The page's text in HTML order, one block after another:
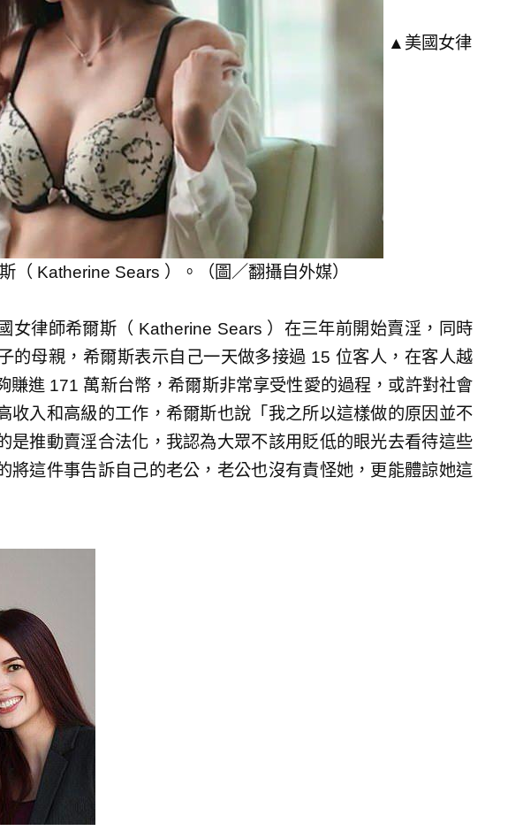
▲美國女律
（ Katherine Sears ）。（圖／翻攝自外媒）
女律師希爾斯（ Katherine Sears ）在三年前開始賣淫，同時
的母親，希爾斯表示自己一天做多接過 15 位客人，在客人越
賺進 171 萬新台幣，希爾斯非常享受性愛的過程，或許對社會
收入和高級的工作，希爾斯也說「我之所以這樣做的原因並不
是推動賣淫合法化，我認為大眾不該用貶低的眼光去看待這些
將這件事告訴自己的老公，老公也沒有責怪她，更能體諒她這